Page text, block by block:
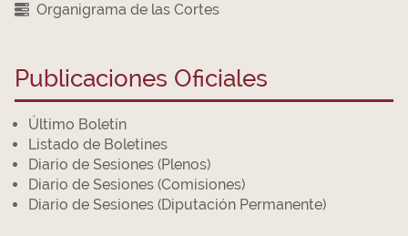
Organigrama de las Cortes
Publicaciones Oficiales
Último Boletín
Listado de Boletines
Diario de Sesiones (Plenos)
Diario de Sesiones (Comisiones)
Diario de Sesiones (Diputación Permanente)